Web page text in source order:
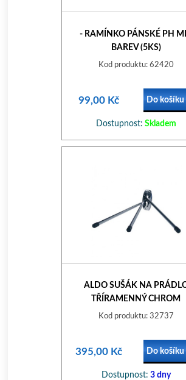
- RAMÍNKO PÁNSKÉ PH
BAREV (5KS)
Kod produktu: 62420
99,00 Kč Do košíku
Dostupnost: Skladem
ALDO SUŠÁK NA
TŘÍRAMENNÝ CHROM
Kod produktu: 32737
395,00 Kč Do košíku
Dostupnost: 3 dny